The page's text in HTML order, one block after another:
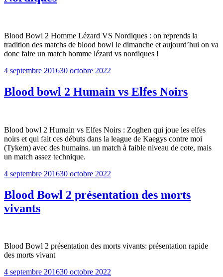
Blood Bowl 2 Homme Lézard VS Nordiques : on reprends la
tradition des matchs de blood bowl le dimanche et aujourd’hui on va
donc faire un match homme lézard vs nordiques !
Publié
4 septembre 201630 octobre 2022
Blood bowl 2 Humain vs Elfes Noirs
Blood bowl 2 Humain vs Elfes Noirs : Zoghen qui joue les elfes
noirs et qui fait ces débuts dans la league de Kaegys contre moi
(Tykem) avec des humains. un match à faible niveau de cote, mais
un match assez technique.
Publié
4 septembre 201630 octobre 2022
Blood Bowl 2 présentation des morts
vivants
Blood Bowl 2 présentation des morts vivants: présentation rapide
des morts vivant
Publié
4 septembre 201630 octobre 2022